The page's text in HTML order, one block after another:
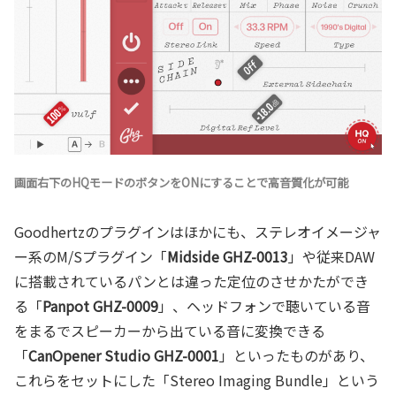
画面右下のHQモードのボタンをONにすることで高音質化が可能
Goodhertzのプラグインはほかにも、ステレオイメージャ
ー系のM/Sプラグイン「Midside GHZ-0013 」や従来DAW
に搭載されているパンとは違った定位のさせかたができ
る「Panpot GHZ-0009」、ヘッドフォンで聴いている音
をまるでスピーカーから出ている音に変換できる
「CanOpener Studio GHZ-0001 」といったものがあり、
これらをセットにした「Stereo Imaging Bundle」という